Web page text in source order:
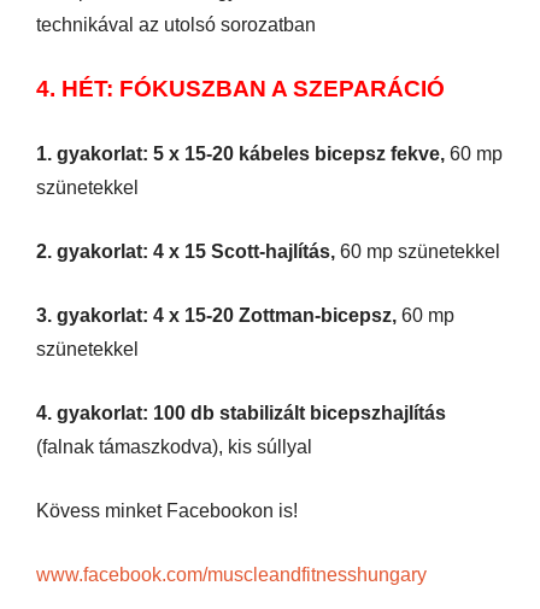
technikával az utolsó sorozatban
4. HÉT: FÓKUSZBAN A SZEPARÁCIÓ
1. gyakorlat: 5 x 15-20 kábeles bicepsz fekve, 60 mp
szünetekkel
2. gyakorlat: 4 x 15 Scott-hajlítás, 60 mp szünetekkel
3. gyakorlat: 4 x 15-20 Zottman-bicepsz, 60 mp
szünetekkel
4. gyakorlat: 100 db stabilizált bicepszhajlítás
(falnak támaszkodva), kis súllyal
Kövess minket Facebookon is!
www.facebook.com/muscleandfitnesshungary